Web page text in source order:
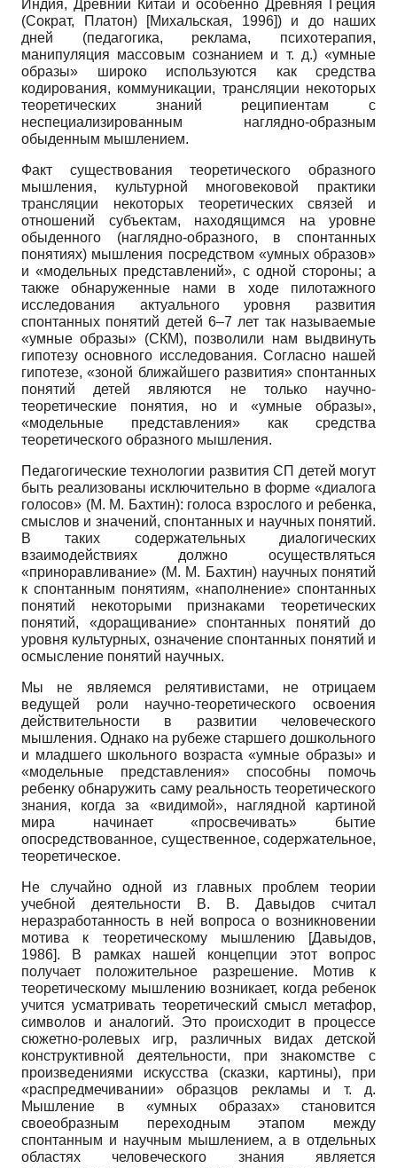
Индия, Древний Китай и особенно Древняя Греция
(Сократ, Платон)
[Михальская, 1996]) и до наших
дней (педагогика, реклама, психотерапия,
манипуляция массовым сознанием и т. д.) «умные
образы» широко используются как средства
кодирования, коммуникации, трансляции некоторых
теоретических знаний реципиентам с
неспециализированным наглядно-образным
обыденным мышлением.
Факт существования теоретического образного
мышления, культурной многовековой практики
трансляции некоторых теоретических связей и
отношений субъектам, находящимся на уровне
обыденного (наглядно-образного, в спонтанных
понятиях) мышления посредством «умных образов»
и «модельных представлений», с одной стороны; а
также обнаруженные нами в ходе пилотажного
исследования актуального уровня развития
спонтанных понятий детей 6–7 лет так называемые
«умные образы» (СКМ), позволили нам выдвинуть
гипотезу основного исследования. Согласно нашей
гипотезе, «зоной ближайшего развития» спонтанных
понятий детей являются не только научно-
теоретические понятия, но и «умные образы»,
«модельные представления» как средства
теоретического образного мышления.
Педагогические технологии развития СП детей могут
быть реализованы исключительно в форме «диалога
голосов» (М. М. Бахтин): голоса взрослого и ребенка,
смыслов и значений, спонтанных и научных понятий.
В таких содержательных диалогических
взаимодействиях должно осуществляться
«приноравливание» (М. М. Бахтин) научных понятий
к спонтанным понятиям, «наполнение» спонтанных
понятий некоторыми признаками теоретических
понятий, «доращивание» спонтанных понятий до
уровня культурных, означение спонтанных понятий и
осмысление понятий научных.
Мы не являемся релятивистами, не отрицаем
ведущей роли научно-теоретического освоения
действительности в развитии человеческого
мышления. Однако на рубеже старшего дошкольного
и младшего школьного возраста «умные образы» и
«модельные представления» способны помочь
ребенку обнаружить саму реальность теоретического
знания, когда за «видимой», наглядной картиной
мира начинает «просвечивать» бытие
опосредствованное, существенное, содержательное,
теоретическое.
Не случайно одной из главных проблем теории
учебной деятельности В. В. Давыдов считал
неразработанность в ней вопроса о возникновении
мотива к теоретическому мышлению
[Давыдов,
1986]. В рамках нашей концепции этот вопрос
получает положительное разрешение. Мотив к
теоретическому мышлению возникает, когда ребенок
учится усматривать теоретический смысл метафор,
символов и аналогий. Это происходит в процессе
сюжетно-ролевых игр, различных видах детской
конструктивной деятельности, при знакомстве с
произведениями искусства (сказки, картины), при
«распредмечивании» образцов рекламы и т. д.
Мышление в «умных образах» становится
своеобразным переходным этапом между
спонтанным и научным мышлением, а в отдельных
областях человеческого знания является